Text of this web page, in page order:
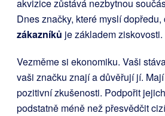
akvizice zůstává nezbytnou
Dnes značky, které myslí dopředu,
zákazníků je základem ziskovosti.
Vezměme si ekonomiku. Vaši
vaši značku znají a důvěřují jí.
pozitivní zkušenosti. Podpořit
podstatně méně než přesvědčit